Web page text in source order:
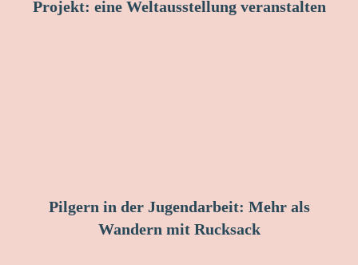
Projekt: eine Weltausstellung veranstalten
Pilgern in der Jugendarbeit: Mehr als
Wandern mit Rucksack